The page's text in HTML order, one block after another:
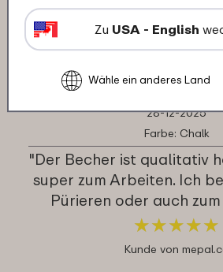
Rührbecher Chef It
deckel:
28-12-2025
Farbe: Chalk
"Der Becher ist qualitativ
super zum Arbeiten. Ich
Pürieren oder auch
★★★★★
★★★★★
Kunde von
Zu USA - English